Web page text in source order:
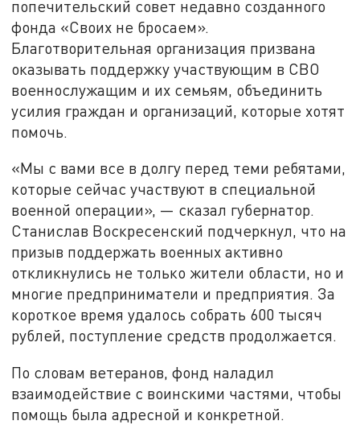
попечительский совет недавно созданного
фонда «Своих не бросаем».
Благотворительная организация призвана
оказывать поддержку участвующим в СВО
военнослужащим и их семьям, объединить
усилия граждан и организаций, которые хотят
помочь.
«Мы с вами все в долгу перед теми ребятами,
которые сейчас участвуют в специальной
военной операции», — сказал губернатор.
Станислав Воскресенский подчеркнул, что на
призыв поддержать военных активно
откликнулись не только жители области, но и
многие предприниматели и предприятия. За
короткое время удалось собрать 600 тысяч
рублей, поступление средств продолжается.
По словам ветеранов, фонд наладил
взаимодействие с воинскими частями, чтобы
помощь была адресной и конкретной.